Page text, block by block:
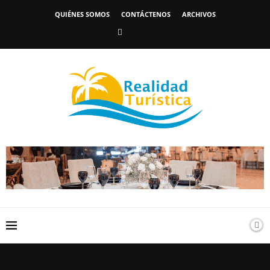
QUIÉNES SOMOS CONTÁCTENOS ARCHIVOS